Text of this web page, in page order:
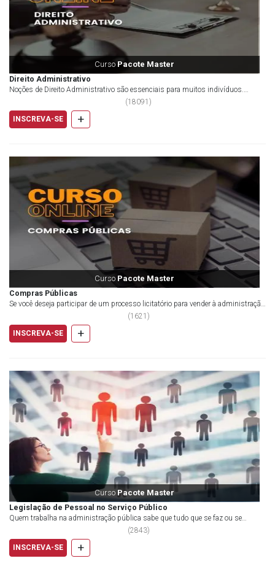
Curso Pacote Master
Direito Administrativo
Noções de Direito Administrativo são essenciais para muitos indivíduos.
(18091 )
INSCREVA-SE
+
Curso Pacote Master
Compras Públicas
Se você deseja participar de um processo licitatório para vender à administração
(1621 )
INSCREVA-SE
+
Curso Pacote Master
Legislação de Pessoal no Serviço Público
Quem trabalha na administração pública sabe que tudo que se faz ou se
planeja fazer depende de previsão legal. Inc...
(2843)
INSCREVA-SE
+